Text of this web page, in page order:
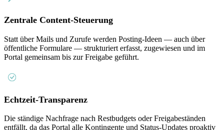
Zentrale Content-Steuerung
Statt über Mails und Zurufe werden Posting-Ideen — auch über
öffentliche Formulare — strukturiert erfasst, zugewiesen und im
Portal gemeinsam bis zur Freigabe geführt.
Echtzeit-Transparenz
Die ständige Nachfrage nach Restbudgets oder Freigabeständen
entfällt, da das Portal alle Kontingente und Status-Updates proaktiv